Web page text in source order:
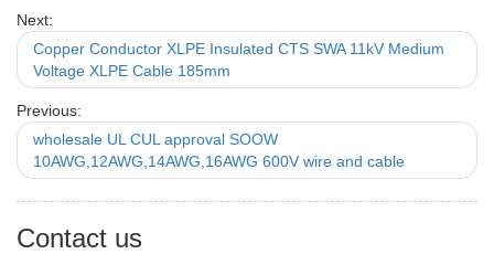
Next:
Copper Conductor XLPE Insulated CTS SWA 11kV Medium
Voltage XLPE Cable 185mm
Previous:
wholesale UL CUL approval SOOW
10AWG,12AWG,14AWG,16AWG 600V wire and cable
Contact us